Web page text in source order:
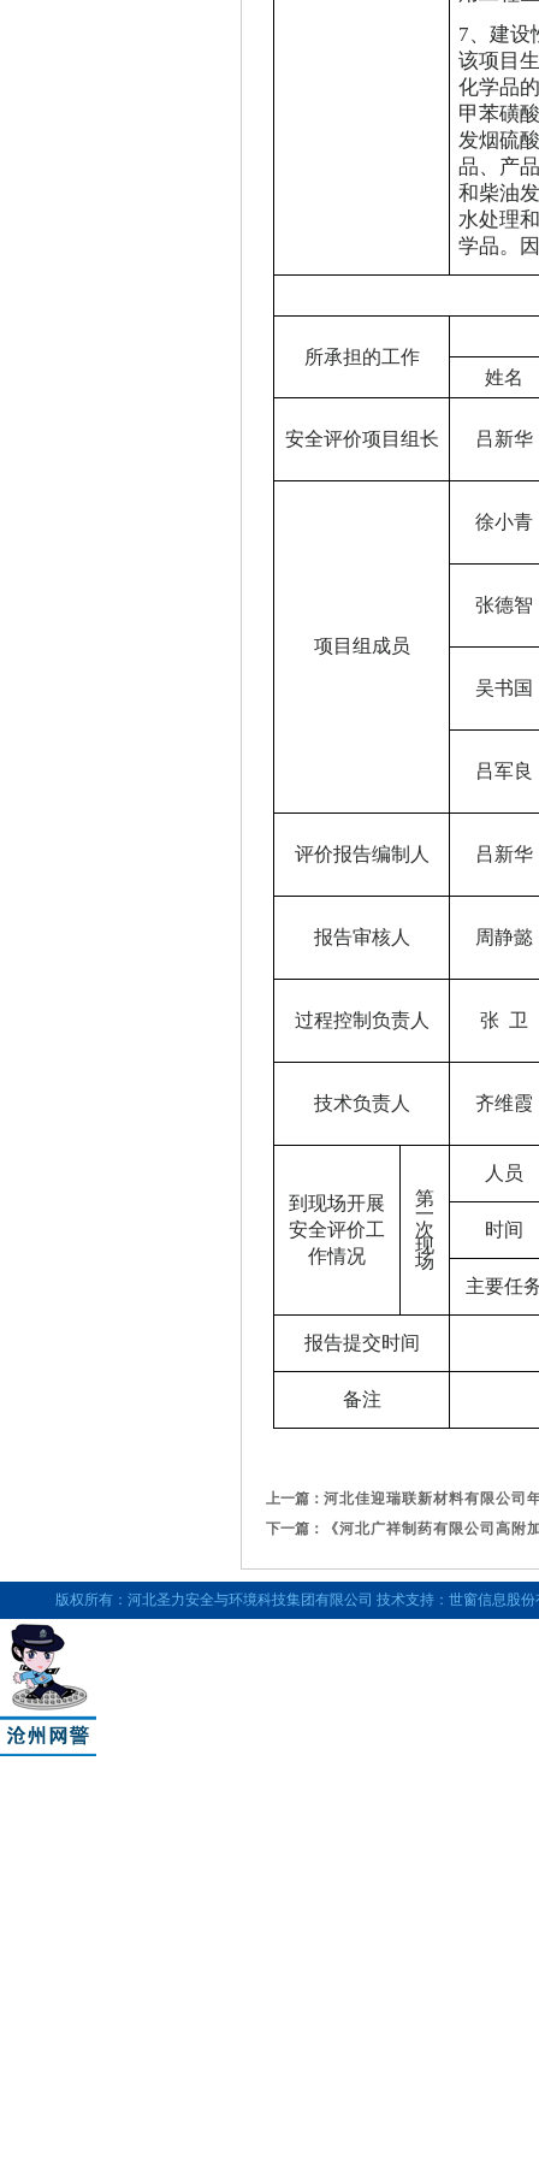
7、建设
该项目
化学品
甲苯磺
发烟硫
品、产
和柴油
水处理
学品。
所承担的工作
姓名
安全评价项目组长 吕新华
项目组成员
徐小青
张德智
吴书国
吕军良
评价报告编制人 吕新华
报告审核人 周静懿
过程控制负责人 张 卫
技术负责人 齐维霞
到现场开展
安全评价工
作情况
第
一
次
现
场
人员
时间
主要任
报告提交时间
备注
上一篇： 河北佳迎瑞联新材料有限公司
下一篇：
《河北广祥制药有限公司高
版权所有：河北圣力安全与环境科技集团有限公司 技术支持：世窗信息股